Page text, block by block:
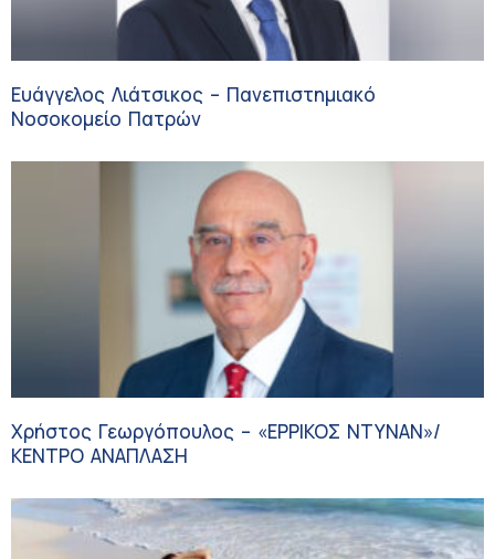
Ευάγγελος Λιάτσικος – Πανεπιστημιακό
Νοσοκομείο Πατρών
Χρήστος Γεωργόπουλος – «ΕΡΡΙΚΟΣ ΝΤΥΝΑΝ»/
ΚΕΝΤΡΟ ΑΝΑΠΛΑΣΗ